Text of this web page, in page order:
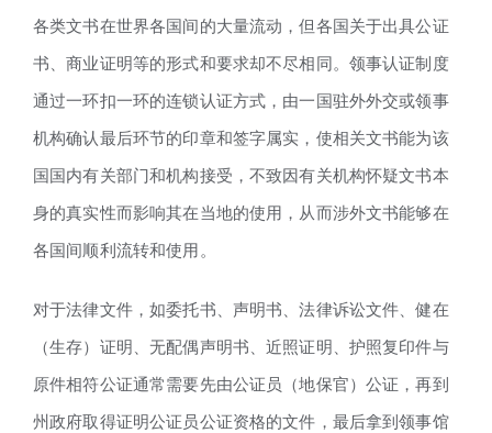
各类文书在世界各国间的大量流动，但各国关于出具公证
书、商业证明等的形式和要求却不尽相同。领事认证制度
通过一环扣一环的连锁认证方式，由一国驻外外交或领事
机构确认最后环节的印章和签字属实，使相关文书能为该
国国内有关部门和机构接受，不致因有关机构怀疑文书本
身的真实性而影响其在当地的使用，从而涉外文书能够在
各国间顺利流转和使用。
对于法律文件，如委托书、声明书、法律诉讼文件、健在
（生存）证明、无配偶声明书、近照证明、护照复印件与
原件相符公证通常需要先由公证员（地保官）公证，再到
州政府取得证明公证员公证资格的文件，最后拿到领事馆